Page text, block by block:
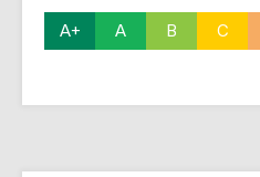
A+ A B C